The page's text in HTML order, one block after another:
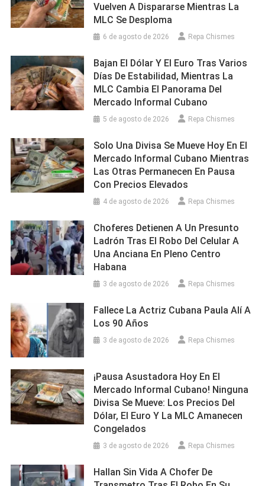
Vuelven A Dispararse Mientras La
MLC Se Desploma
6 de agosto de 2026 Repa Chismes
Bajan El Dólar Y El Euro Tras Varios
Días De Estabilidad, Mientras La
MLC Cambia El Panorama Del
Mercado Informal Cubano
5 de agosto de 2026 Repa Chismes
Solo Una Divisa Se Mueve Hoy En El
Mercado Informal Cubano Mientras
Las Otras Permanecen En Pausa
Con Precios Elevados
4 de agosto de 2026 Repa Chismes
Choferes Detienen A Un Presunto
Ladrón Tras El Robo Del Celular A
Una Anciana En Pleno Centro
Habana
3 de agosto de 2026 Repa Chismes
Fallece La Actriz Cubana Paula Alí A
Los 90 Años
3 de agosto de 2026 Repa Chismes
¡Pausa Asustadora Hoy En El
Mercado Informal Cubano! Ninguna
Divisa Se Mueve: Los Precios Del
Dólar, El Euro Y La MLC Amanecen
Congelados
3 de agosto de 2026 Repa Chismes
Hallan Sin Vida A Chofer De